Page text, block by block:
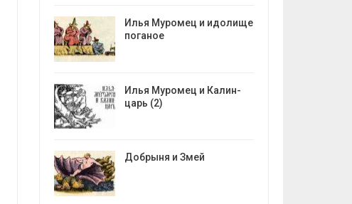
Илья Муромец и идолище
поганое
Илья Муромец и Калин-
царь (2)
Добрыня и Змей